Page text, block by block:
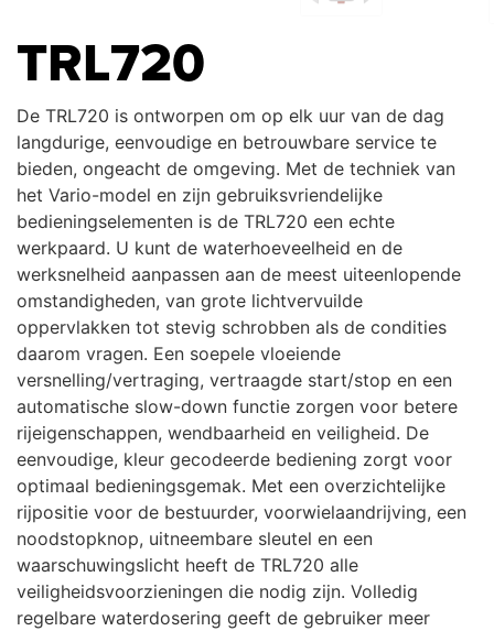
TRL720
De TRL720 is ontworpen om op elk uur van de dag
langdurige, eenvoudige en betrouwbare service te
bieden, ongeacht de omgeving. Met de techniek van
het Vario-model en zijn gebruiksvriendelijke
bedieningselementen is de TRL720 een echte
werkpaard.​ U kunt de waterhoeveelheid en de
werksnelheid aanpassen aan de meest uiteenlopende
omstandigheden, van grote lichtvervuilde
oppervlakken tot stevig schrobben als de condities
daarom vragen. Een soepele vloeiende
versnelling/vertraging, vertraagde start/stop en een
automatische slow-down functie zorgen voor betere
rijeigenschappen, wendbaarheid en veiligheid. De
eenvoudige, kleur gecodeerde bediening zorgt voor
optimaal bedieningsgemak. Met een overzichtelijke
rijpositie voor de bestuurder, voorwielaandrijving, een
noodstopknop, uitneembare sleutel en een
waarschuwingslicht heeft de TRL720 alle
veiligheidsvoorzieningen die nodig zijn. Volledig
regelbare waterdosering geeft de gebruiker meer